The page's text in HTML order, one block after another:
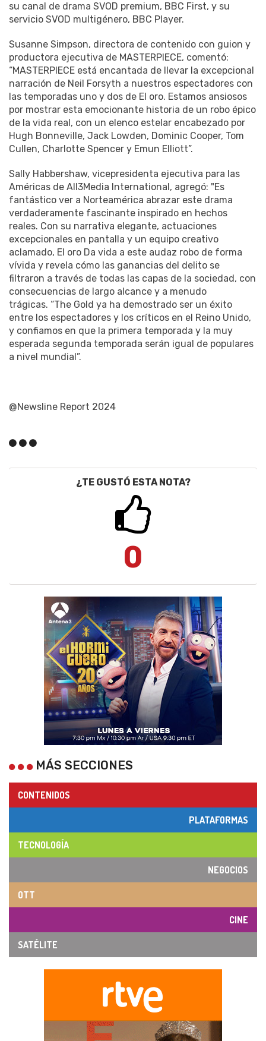
su canal de drama SVOD premium, BBC First, y su
servicio SVOD multigénero, BBC Player.
Susanne Simpson, directora de contenido con guion y
productora ejecutiva de MASTERPIECE, comentó:
“MASTERPIECE está encantada de llevar la excepcional
narración de Neil Forsyth a nuestros espectadores con
las temporadas uno y dos de El oro. Estamos ansiosos
por mostrar esta emocionante historia de un robo épico
de la vida real, con un elenco estelar encabezado por
Hugh Bonneville, Jack Lowden, Dominic Cooper, Tom
Cullen, Charlotte Spencer y Emun Elliott”.
Sally Habbershaw, vicepresidenta ejecutiva para las
Américas de All3Media International, agregó: "Es
fantástico ver a Norteamérica abrazar este drama
verdaderamente fascinante inspirado en hechos
reales. Con su narrativa elegante, actuaciones
excepcionales en pantalla y un equipo creativo
aclamado, El oro Da vida a este audaz robo de forma
vívida y revela cómo las ganancias del delito se
filtraron a través de todas las capas de la sociedad, con
consecuencias de largo alcance y a menudo
trágicas. “The Gold ya ha demostrado ser un éxito
entre los espectadores y los críticos en el Reino Unido,
y confiamos en que la primera temporada y la muy
esperada segunda temporada serán igual de populares
a nivel mundial”.
@Newsline Report 2024
¿TE GUSTÓ ESTA NOTA?
0
MÁS SECCIONES
CONTENIDOS
PLATAFORMAS
TECNOLOGÍA
NEGOCIOS
OTT
CINE
SATÉLITE